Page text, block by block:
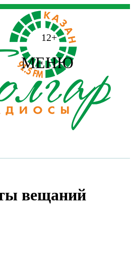
12+
МЕНЮ
вещаний